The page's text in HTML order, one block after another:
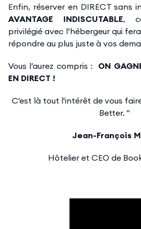
Enfin, réserver en DIRECT sans
AVANTAGE INDISCUTABLE,
privilégié avec l’hébergeur qui
répondre au plus juste à vos
Vous l’aurez compris : ON
EN DIRECT !
C'est là tout l'intérêt de vous
Better. "
Jean-François
Hôtelier et CEO de